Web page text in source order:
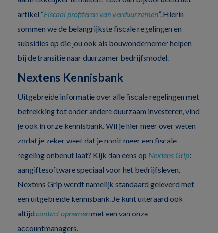
artikel “Fiscaal profiteren van verduurzamen”. Hierin
sommen we de belangrijkste fiscale regelingen en
subsidies op die jou ook als bouwondernemer helpen
bij de transitie naar duurzamer bedrijfsmodel.
Nextens Kennisbank
Uitgebreide informatie over alle fiscale regelingen met
betrekking tot onder andere duurzaam investeren, vind
je ook in onze kennisbank. Wil je hier meer over weten
zodat je zeker weet dat je nooit meer een fiscale
regeling onbenut laat? Kijk dan eens op Nextens Grip:
aangiftesoftware speciaal voor het bedrijfsleven.
Nextens Grip wordt namelijk standaard geleverd met
een uitgebreide kennisbank. Je kunt uiteraard ook
altijd contact opnemenmet een van onze
accountmanagers.